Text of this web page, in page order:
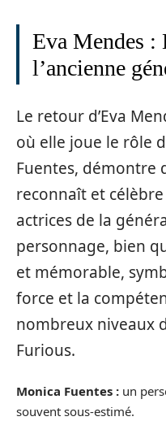
Eva Mendes :
l’ancienne
Le retour d’Eva
où elle joue le rôle
Fuentes, démontre
reconnaît et
actrices de la
personnage, bien
et mémorable,
force et la
nombreux niveaux
Furious.
Monica Fuentes : un
souvent sous-estimé.